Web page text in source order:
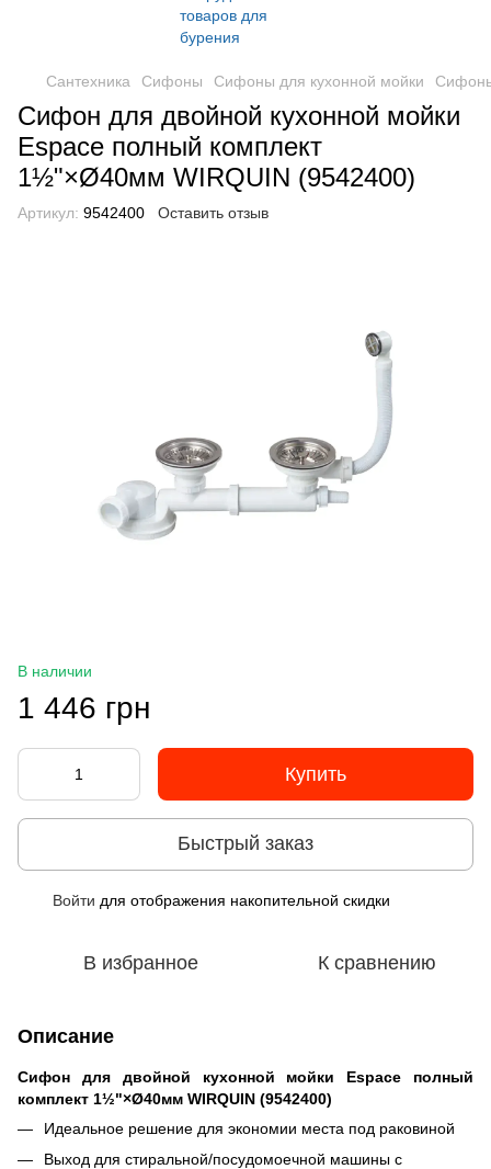
Сантехника Сифоны Сифоны для кухонной мойки
Сифон для двойной кухонной мойки
Espace полный комплект
1½"×Ø40мм WIRQUIN (9542400)
Артикул: 9542400 Оставить отзыв
В наличии
1 446 грн
Купить
Быстрый заказ
Войти для отображения накопительной скидки
В избранное К сравнению
Описание
Сифон для двойной кухонной мойки Espace полный
комплект 1½"×Ø40мм WIRQUIN (9542400)
Идеальное решение для экономии места под раковиной
Выход для стиральной/посудомоечной машины с